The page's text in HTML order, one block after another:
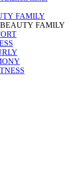
FAMILY
FAMILY